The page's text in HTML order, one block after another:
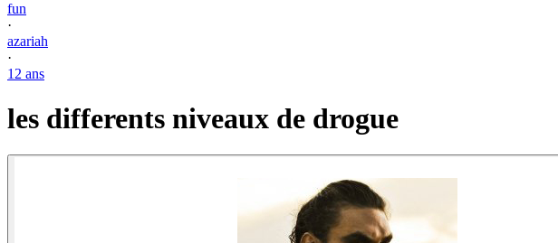
fun
·
azariah
·
12 ans
les differents niveaux de drogue